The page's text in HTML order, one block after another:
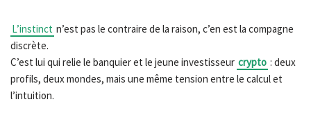
L’instinct n’est pas le contraire de la raison, c’en est la compagne
discrète.
C’est lui qui relie le banquier et le jeune investisseur crypto : deux
profils, deux mondes, mais une même tension entre le calcul et
l’intuition.